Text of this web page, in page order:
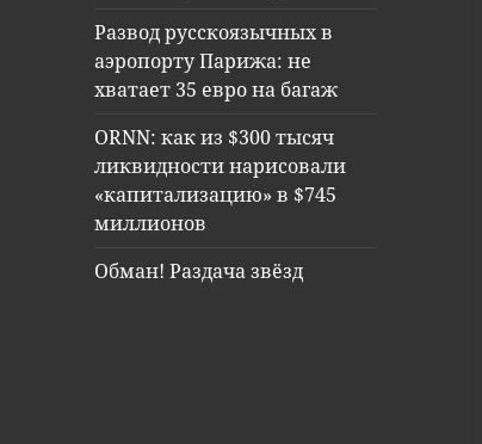
Развод русскоязычных в
аэропорту Парижа: не
хватает 35 евро на багаж
ORNN: как из $300 тысяч
ликвидности нарисовали
«капитализацию» в $745
миллионов
Обман! Раздача звёзд